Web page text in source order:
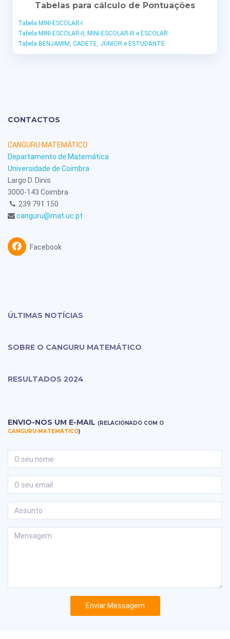
Tabelas para cálculo de Pontuações
Tabela MINI-ESCOLAR-I
Tabela MINI-ESCOLAR-II, MINI-ESCOLAR-III e ESCOLAR
Tabela BENJAMIM, CADETE, JÚNIOR e ESTUDANTE
CONTACTOS
CANGURU·MATEMÁTICO
Departamento de Matemática
Universidade de Coimbra
Largo D. Dinis
3000-143 Coimbra
239 791 150
canguru@mat.uc.pt
Facebook
ÚLTIMAS NOTÍCIAS
SOBRE O CANGURU MATEMÁTICO
RESULTADOS 2024
ENVIO-NOS UM E-MAIL (RELACIONADO COM O
CANGURU·MATEMÁTICO)
Enviar Messagem